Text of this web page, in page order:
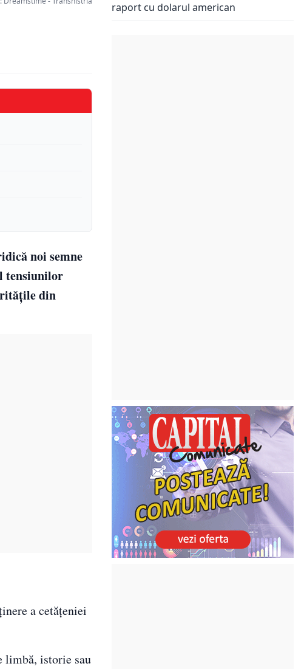
noi semne
tensiunilor
din
a cetățeniei
limbă, istorie sau
raport cu dolarul american